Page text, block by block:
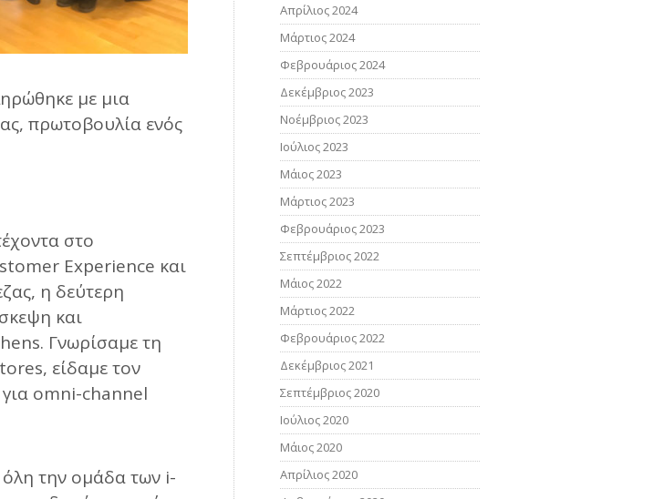
με μια
πρωτοβουλία ενός
στο
Experience και
η δεύτερη
και
Γνωρίσαμε τη
είδαμε τον
για omni-channel
την ομάδα των i-
Απρίλιος 2024
Μάρτιος 2024
Φεβρουάριος 2024
Δεκέμβριος 2023
Νοέμβριος 2023
Ιούλιος 2023
Μάιος 2023
Μάρτιος 2023
Φεβρουάριος 2023
Σεπτέμβριος 2022
Μάιος 2022
Μάρτιος 2022
Φεβρουάριος 2022
Δεκέμβριος 2021
Σεπτέμβριος 2020
Ιούλιος 2020
Μάιος 2020
Απρίλιος 2020